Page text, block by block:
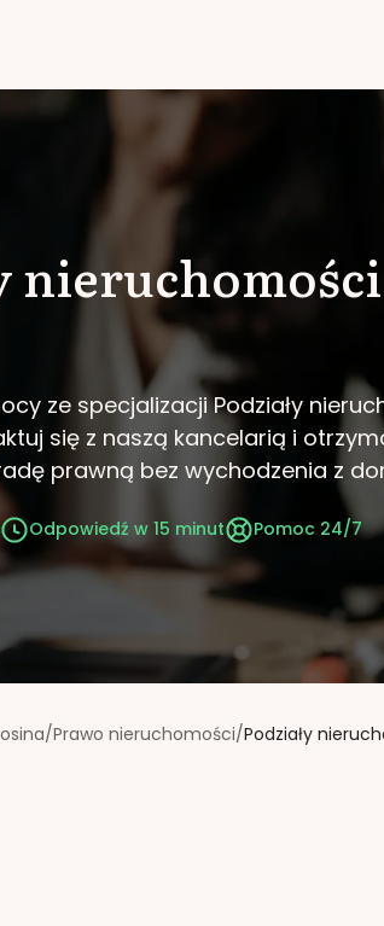
nieruchomości
ze specjalizacji Podziały
się z naszą kancelarią i
prawną bez wychodzenia z
Odpowiedź w 15 minut Pomoc 24/7
/Prawo nieruchomości/Podziały